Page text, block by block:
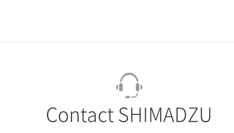
Contact SHIMADZU